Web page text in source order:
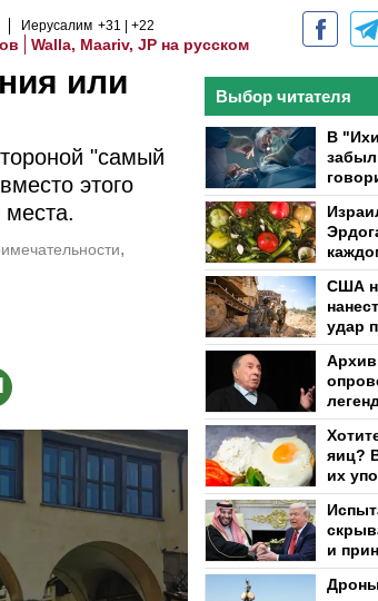
Иерусалим +31 +22
Walla, Maariv, JP на русском
или
"самый
этого
места.
Выбор читателя
В
США
удар
яиц?
их
и